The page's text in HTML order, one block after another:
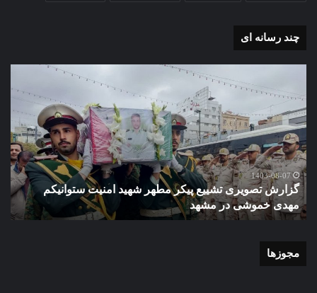
چند رسانه ای
امنیت ستوانیکم
گزارش
آغاز
سال
تحصیلی
دبیرستان
نمونه
دولتی
دخترانه
کوثر
با
1403-07-02
گزارش تصویری آغاز سال تحصیلی
دخترانه کوثر با حضورشهردار منطقه یک
شهر مشهد
مجوزها